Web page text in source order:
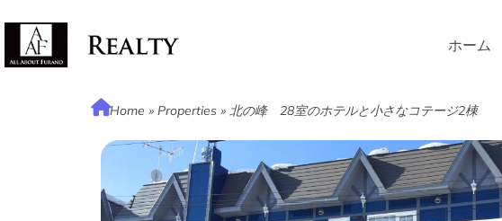
ホーム
Home » Properties » 北の峰 28室のホテルと小さなコテージ2棟